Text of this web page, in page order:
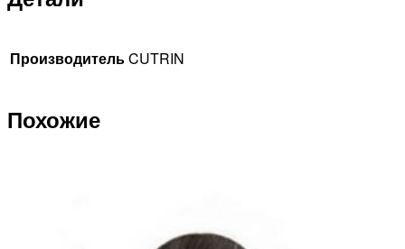
ПроизводительCUTRIN
Похожие